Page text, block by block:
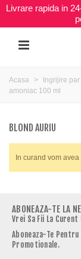
Livrare rapida in
Acasa Ingrijire par
amoniac 100 ml
BLOND AURIU
In curand vom
ABONEAZA-TE LA
Vrei Sa Fii La
Aboneaza-Te Pentru
Promotionale.